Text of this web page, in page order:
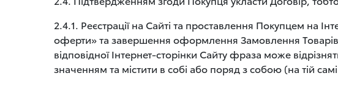
2.4.1. Реєстрації на Сайті та проставлення Покупцем на
оферти» та завершення оформлення Замовлення
відповідної Інтернет-сторінки Сайту фраза може
значенням та містити в собі або поряд з собою (на тій